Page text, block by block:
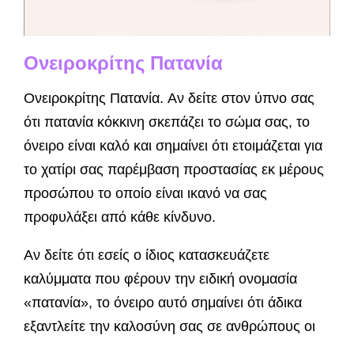
Ονειροκρίτης Πατανία
Ονειροκρίτης Πατανία. Αν δείτε στον ύπνο σας
ότι πατανία κόκκινη σκεπάζει το σώμα σας, το
όνειρο είναι καλό και σημαίνει ότι ετοιμάζεται για
το χατίρι σας παρέμβαση προστασίας εκ μέρους
προσώπου το οποίο είναι ικανό να σας
προφυλά­ξει από κάθε κίνδυνο.
Αν δείτε ότι εσείς ο ίδιος κατασκευάζετε
καλύμματα που φέρουν την ειδική ονομασία
«πατανία», το όνειρο αυτό σημαίνει ότι άδικα
εξαντλείτε την καλοσύνη σας σε ανθρώπους οι